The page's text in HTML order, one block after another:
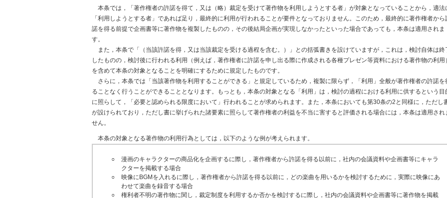
本条では，「著作権者の許諾を得て，又は（略）裁定を受けて著作物を利用しようとする者」が対象となっていることから，適法
「利用しようとする者」であれば足り，最終的に利用が行われることが要件となっておりません。このため，最終的に著作権者から
諾を得る前提で企画書等に著作物を複製したものの，その後結局企画が実現しなかったといった場合であっても，本条は適用されま
す。
また，本条で「（当該許諾を得，又は当該裁定を受ける過程を含む。）」との括弧書きを設けていますが，これは，検討自体は終
したものの，検討後に行われる利用（例えば，著作権者に許諾を申し出る際に作成される各種プレゼン等資料における著作物の利用）
を含めて本条の対象となることを明確にするために規定したものです。
さらに，本条では「当該著作物を利用することができる」と規定しているため，複製に限らず，「利用」全般が著作権者の許諾を
ることなく行うことができることとなります。もっとも，本条の対象となる「利用」は，検討の過程における利用に供するという目
に照らして，「必要と認められる限度において」行われることが求められます。また，本条においても第30条の2と同様に，ただし
が設けられており，ただし書に挙げられた諸要素に照らして著作権者の利益を不当に害すると評価される場合には，本条は適用され
せん。
本条の対象となる著作物の利用行為としては，以下のような例が考えられます。
○
漫画のキャラクターの商品化を企画するに際し，著作権者から許諾を得る以前に，社内の会議資料や企画書等にキャラ
クターを掲載する場合
○
映像にBGMを入れるに際し，著作権者から許諾を得る以前に，どの楽曲を用いるかを検討するために，実際に映像にあ
わせて楽曲を録音する場合
○
権利者不明の著作物に関し，裁定制度を利用するか否かを検討するに際し，社内の会議資料や企画書等に著作物を掲載